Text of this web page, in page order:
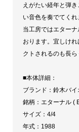
オ
リ
1988
えがたい経年と弾
い音色を奏でてくれ
当工房ではエター
おります。宜しけ
クトされるのも長ら
■本体詳細：
ブランド：鈴木バ
銘柄：エターナル (
サイズ：4/4
年式：1988